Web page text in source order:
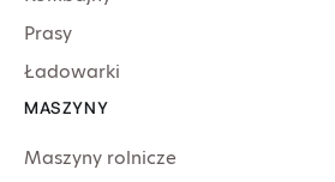
Prasy
Ładowarki
MASZYNY
Maszyny rolnicze